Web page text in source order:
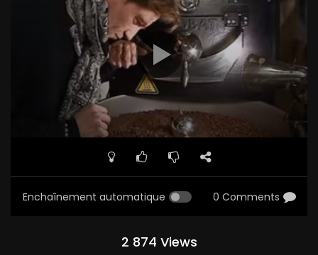
Enchaînement automatique 0 Comments
2 874 Views